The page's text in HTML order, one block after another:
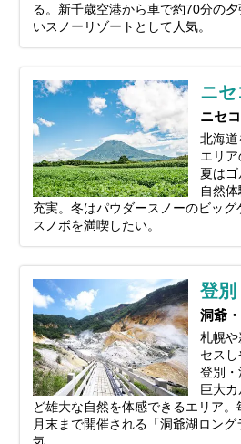
る。新千歳空港から車で約70分の
いスノーリゾートとして人気。
ニセ
ニセ
北海道
エリア
夏はゴ
自然
充実。冬はパウダースノーのビッグ
スノボを満喫したい。
登別
洞爺
札幌や
セス
登別
巨大
ど雄大な自然を体感できるエリア
月末まで開催される「洞爺湖ロング
気。